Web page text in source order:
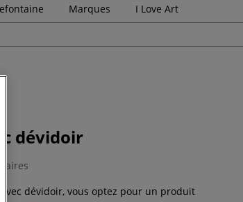
Marques I Love Art
dévidoir
avec dévidoir, vous optez pour un produit